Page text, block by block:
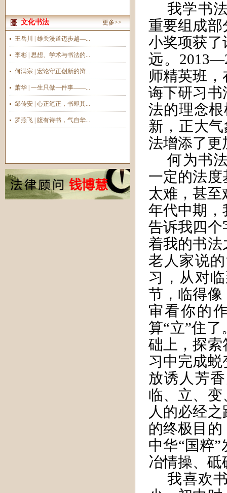
文化书法 更多>>
王岳川 | 雄关漫道迈步越—...
李彬 | 思想、学术与书法的...
何满宗 | 宏论守正创新的辩...
萧华 | 一生只做一件事——...
邹传安 | 心正笔正，书即其...
罗燕飞 | 腹有诗书，气自华...
我学书
重要组成部
小奖项获了
远。
师精英班
诲下研习书
法的理念
新，正大气
法增添了更
何为书
一定的法
太难，甚至
年代中期，
告诉我四个
着我的书法
老人家说
习，从对
节，临得像
审看你的
算“立”住
础上，探索
习中完成
放诱人芳
临、立、
人的必经
的终极目
中华“国粹
冶情操、砥
我喜欢